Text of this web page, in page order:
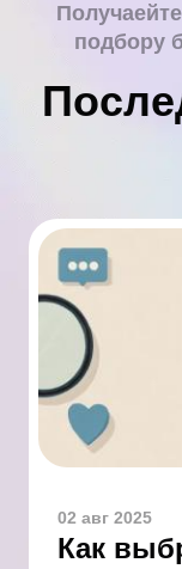
подбору
02 авг 2025
Как